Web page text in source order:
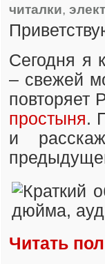
читалки,
Сегодня я
– свежей
повторяет
простыня.
и
Читать